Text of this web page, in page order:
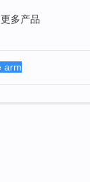
更多产品